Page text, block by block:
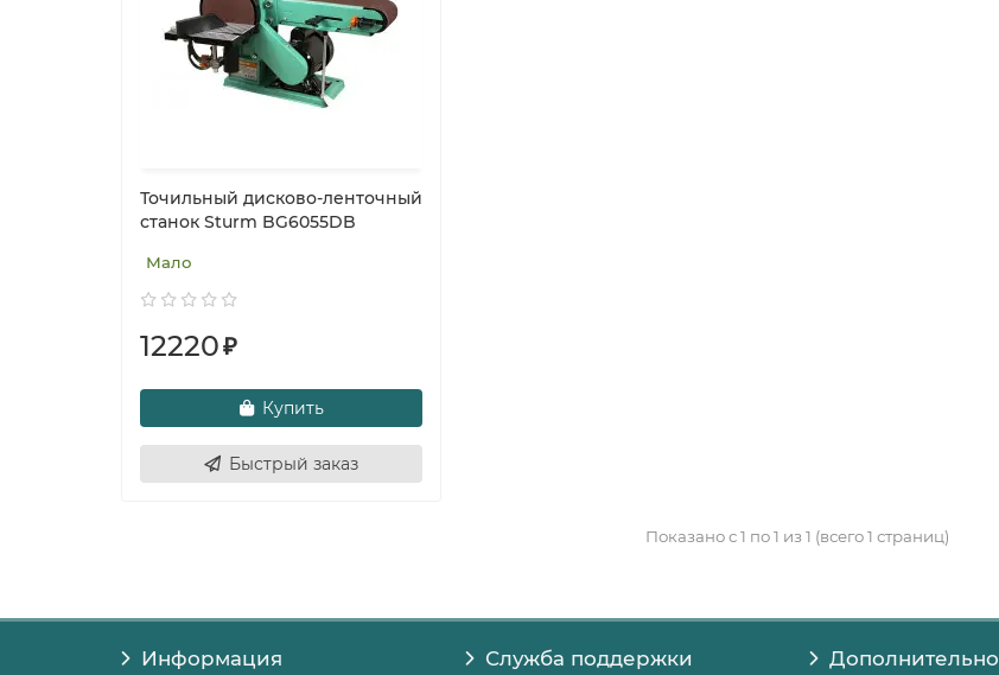
Точильный дисково-ленточный
станок Sturm BG6055DB
Мало
12220₽
Купить
Быстрый заказ
Показано с 1 по 1 из 1 (всего 1 страниц)
Информация Служба поддержки Дополнительно